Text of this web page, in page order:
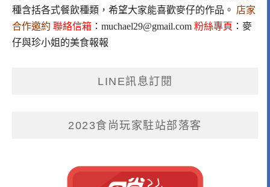
種含括各式餐飲種類，希望大家能喜歡麥仔的作品。 店家
合作邀約 聯絡信箱 ： muchael29@gmail.com 粉絲專頁 ： 麥
仔與珍小姐的美食報報
LINE訊息訂閱
2023食尚玩家駐站部落客